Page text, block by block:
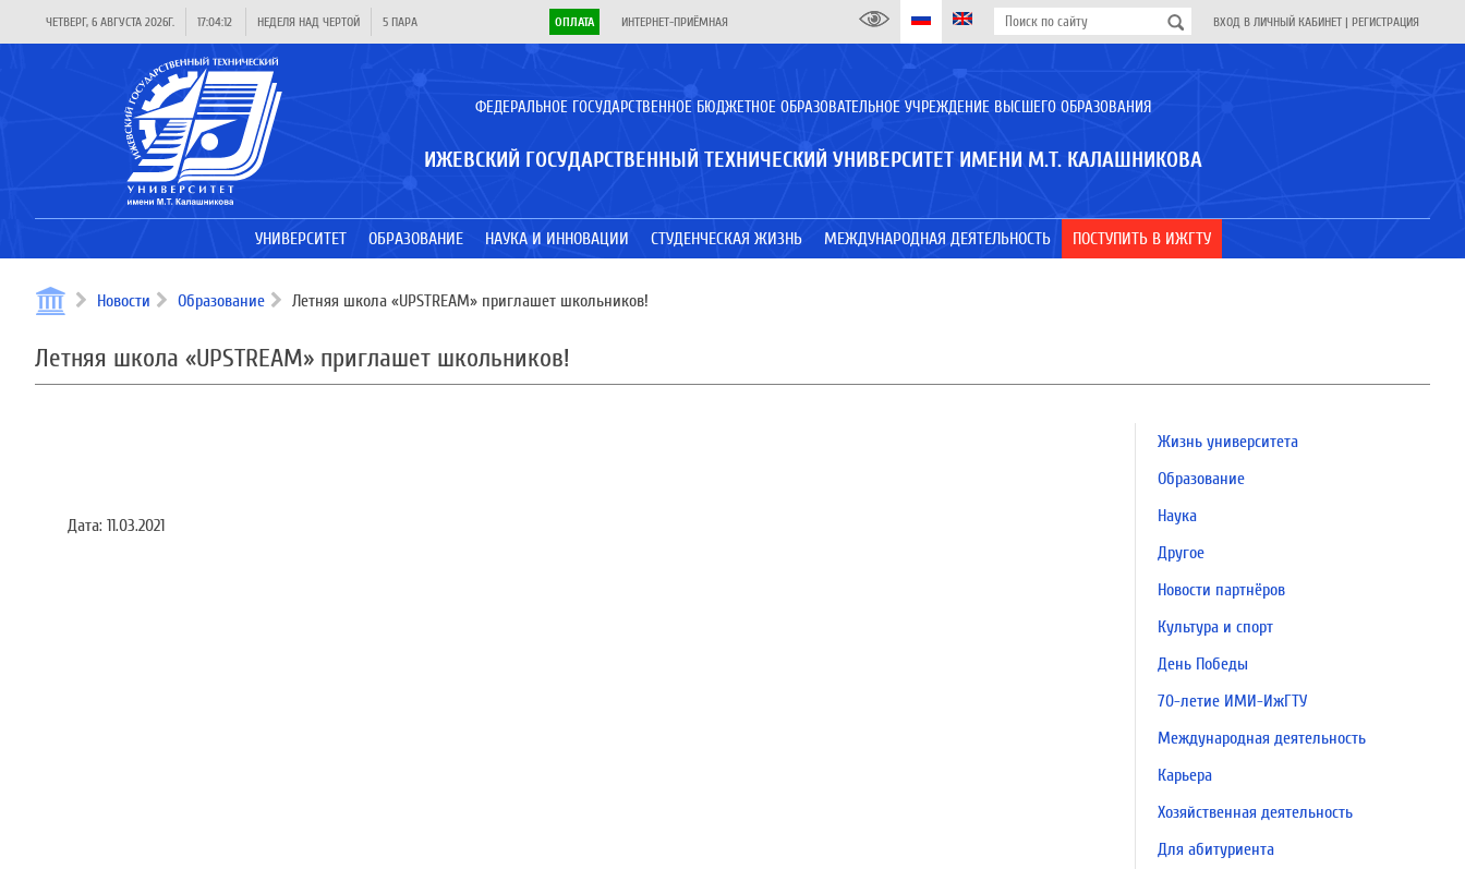
ЧЕТВЕРГ, 6 АВГУСТА 2026Г. 17:04:12 НЕДЕЛЯ НАД ЧЕРТОЙ 5 ПАРА ОПЛАТА ИНТЕРНЕТ-ПРИЁМНАЯ ВХОД В ЛИЧНЫЙ КАБИНЕТ | РЕГИСТРАЦИЯ
ФЕДЕРАЛЬНОЕ ГОСУДАРСТВЕННОЕ БЮДЖЕТНОЕ ОБРАЗОВАТЕЛЬНОЕ УЧРЕЖДЕНИЕ ВЫСШЕГО ОБРАЗОВАНИЯ
ИЖЕВСКИЙ ГОСУДАРСТВЕННЫЙ ТЕХНИЧЕСКИЙ УНИВЕРСИТЕТ ИМЕНИ М.Т. КАЛАШНИКОВА
УНИВЕРСИТЕТ ОБРАЗОВАНИЕ НАУКА И ИННОВАЦИИ СТУДЕНЧЕСКАЯ ЖИЗНЬ МЕЖДУНАРОДНАЯ ДЕЯТЕЛЬНОСТЬ ПОСТУПИТЬ В ИЖГТУ
Новости Образование Летняя школа «UPSTREAM» приглашет школьников!
Летняя школа «UPSTREAM» приглашет школьников!
Дата: 11.03.2021
Жизнь университета
Образование
Наука
Другое
Новости партнёров
Культура и спорт
День Победы
70-летие ИМИ-ИжГТУ
Международная деятельность
Карьера
Хозяйственная деятельность
Для абитуриента